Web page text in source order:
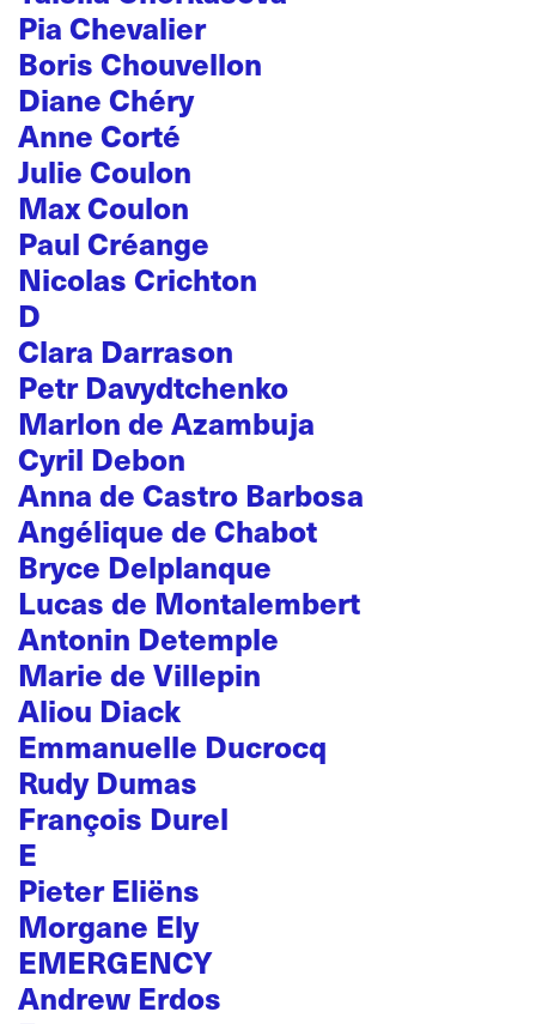
Pia Chevalier
Boris Chouvellon
Diane Chéry
Anne Corté
Julie Coulon
Max Coulon
Paul Créange
Nicolas Crichton
D
Clara Darrason
Petr Davydtchenko
Marlon de Azambuja
Cyril Debon
Anna de Castro Barbosa
Angélique de Chabot
Bryce Delplanque
Lucas de Montalembert
Antonin Detemple
Marie de Villepin
Aliou Diack
Emmanuelle Ducrocq
Rudy Dumas
François Durel
E
Pieter Eliëns
Morgane Ely
EMERGENCY
Andrew Erdos